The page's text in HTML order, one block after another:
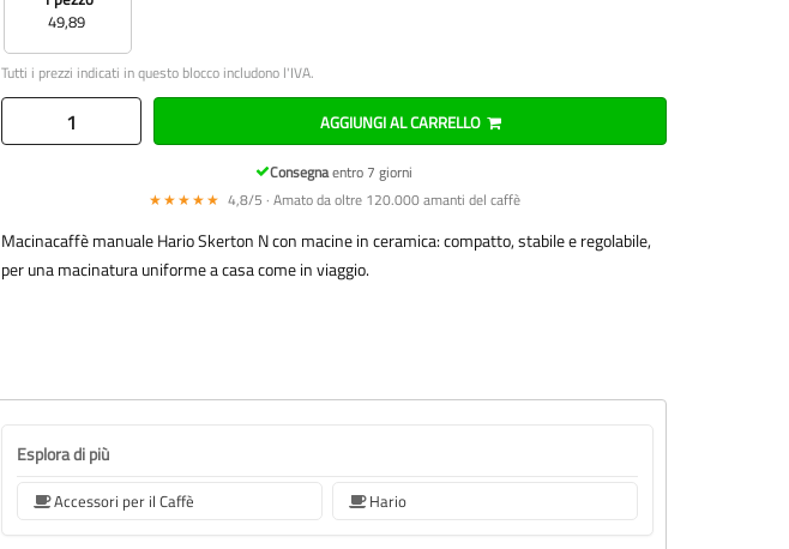
49,89
Tutti i prezzi indicati in questo blocco includono l'IVA.
AGGIUNGI AL CARRELLO
Consegnaentro 7 giorni
★★★★★ 4,8/5 · Amato da oltre 120.000 amanti del caffè
Macinacaffè manuale Hario Skerton N con macine in ceramica: compatto, stabile e regolabile,
per una macinatura uniforme a casa come in viaggio.
Esplora di più
Accessori per il Caffè Hario